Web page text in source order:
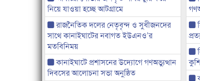
নিয়ে যাওয়া হচ্ছে আটগ্রামে
রাজনৈতিক দলের নেতৃবৃন্দ ও সুধীজনদের
সাথে কানাইঘাটের নবাগত ইউএনও’র
মতবিনিময়
কানাইঘাটে প্রশাসনের উদ্যোগে গণঅভ্যুত্থান
দিবসের আলোচনা সভা অনুষ্ঠিত